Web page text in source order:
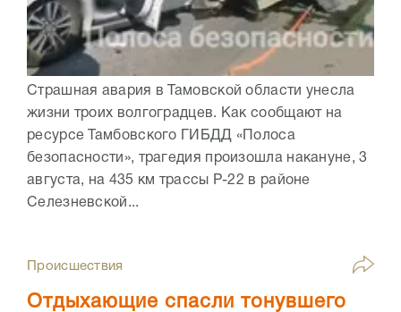
Страшная авария в Тамовской области унесла
жизни троих волгоградцев. Как сообщают на
ресурсе Тамбовского ГИБДД «Полоса
безопасности», трагедия произошла накануне, 3
августа, на 435 км трассы Р-22 в районе
Селезневской...
Происшествия
Отдыхающие спасли тонувшего